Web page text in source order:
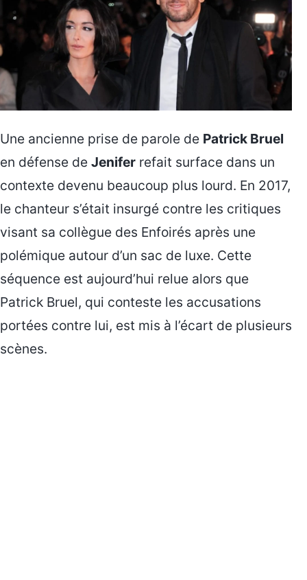
Une ancienne prise de parole de Patrick Bruel
en défense de Jenifer refait surface dans un
contexte devenu beaucoup plus lourd. En 2017,
le chanteur s’était insurgé contre les critiques
visant sa collègue des Enfoirés après une
polémique autour d’un sac de luxe. Cette
séquence est aujourd’hui relue alors que
Patrick Bruel, qui conteste les accusations
portées contre lui, est mis à l’écart de plusieurs
scènes.